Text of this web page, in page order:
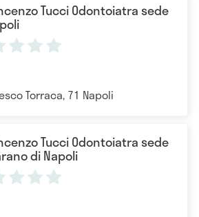
Tucci Odontoiatra sede
Torraca, 71 Napoli
Tucci Odontoiatra sede
di Napoli